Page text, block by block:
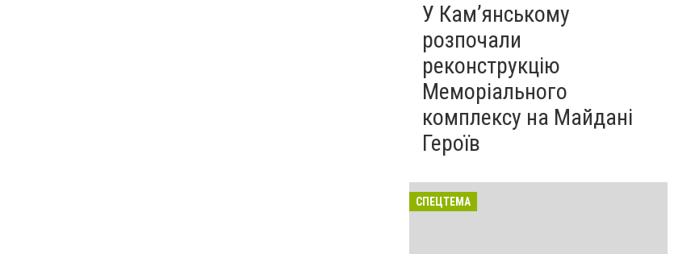
У Кам’янському
розпочали
реконструкцію
Меморіального
комплексу на Майдані
Героїв
СПЕЦТЕМА